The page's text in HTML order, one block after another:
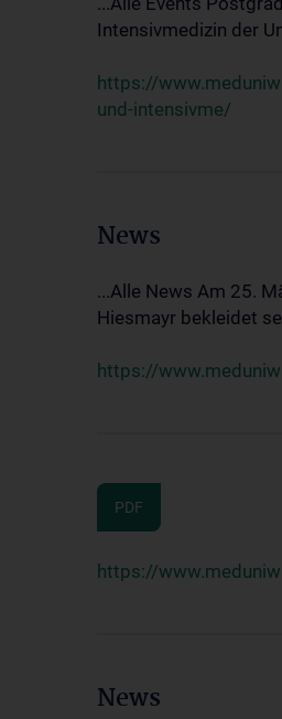
Intensivmedizin der
https://
und-intensivme/
News
...Alle News Am 25.
Hiesmayr bekleidet
https://
PDF
https://
News